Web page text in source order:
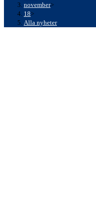
november>
18>
Alla nyheter